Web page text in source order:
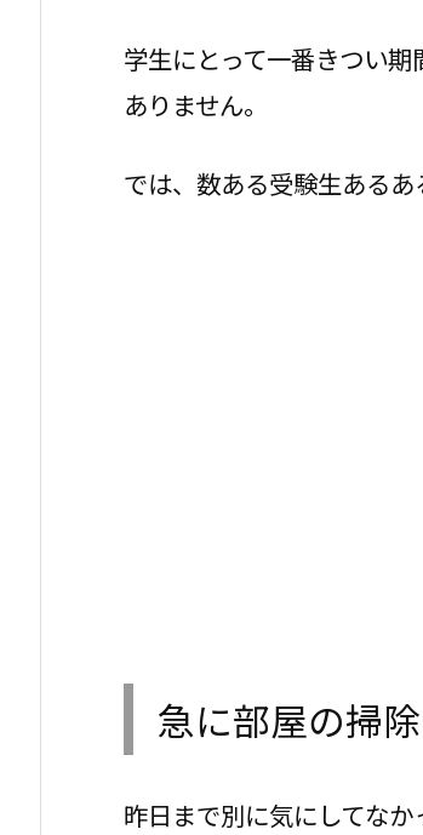
学生にとって一番きつい
ありません。
では、数ある受験生あるあ
急に部屋の掃
昨日まで別に気にしてな